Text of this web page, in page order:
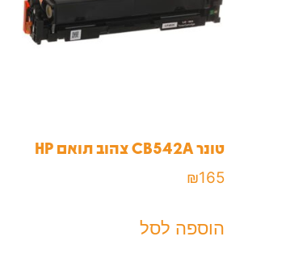
טונר CB542A צהוב תואם HP
₪165
הוספה לסל